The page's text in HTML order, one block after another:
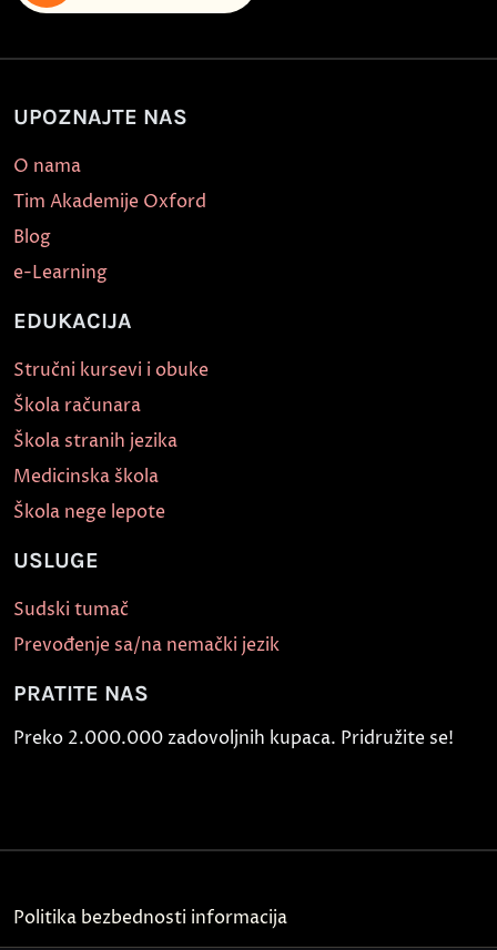
UPOZNAJTE NAS
O nama
Tim Akademije Oxford
Blog
e-Learning
EDUKACIJA
Stručni kursevi i obuke
Škola računara
Škola stranih jezika
Medicinska škola
Škola nege lepote
USLUGE
Sudski tumač
Prevođenje sa/na nemački jezik
PRATITE NAS
Preko 2.000.000 zadovoljnih kupaca. Pridružite se!
Politika bezbednosti informacija